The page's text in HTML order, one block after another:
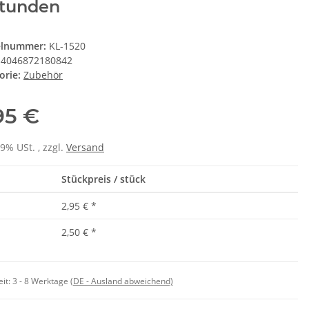
KL-1520
4046872180842
Zubehör
€
USt. , zzgl. Versand
Stückpreis / stück
2,95 € *
2,50 € *
3 - 8 Werktage (DE - Ausland abweichend)